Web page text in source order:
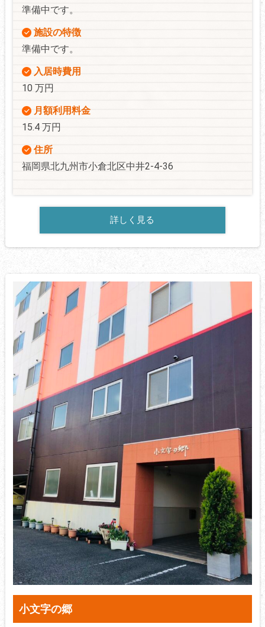
準備中です。
施設の特徴
準備中です。
入居時費用
10 万円
月額利用料金
15.4 万円
住所
福岡県北九州市小倉北区中井2-4-36
詳しく見る
小文字の郷